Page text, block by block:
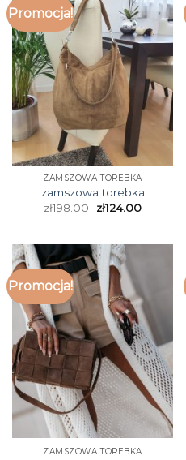
Promocja!
ZAMSZOWA TOREBKA
zamszowa torebka
zł198.00 zł124.00
Promocja!
ZAMSZOWA TOREBKA